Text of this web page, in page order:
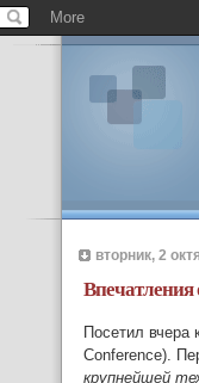
вторник, 2
Впечатления
Посетил вчера
Conference).
крупнейшей